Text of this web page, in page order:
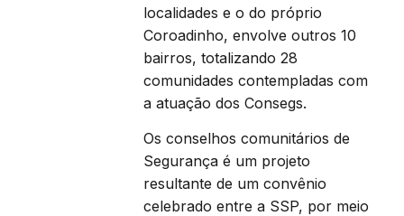
localidades e o do próprio
Coroadinho, envolve outros 10
bairros, totalizando 28
comunidades contempladas com
a atuação dos Consegs.
Os conselhos comunitários de
Segurança é um projeto
resultante de um convênio
celebrado entre a SSP, por meio